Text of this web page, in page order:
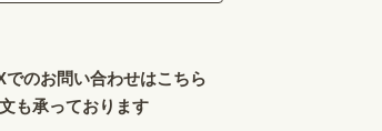
でのお問い合わせはこちら
も承っております